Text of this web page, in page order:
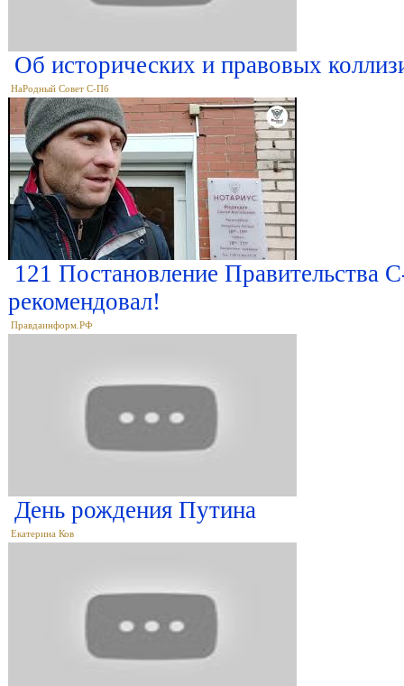
Об исторических и правовых
НаРодный Совет С-Пб
121 Постановление Правительства
рекомендовал!
Правдаинформ.РФ
День рождения Путина
Екатерина Ков